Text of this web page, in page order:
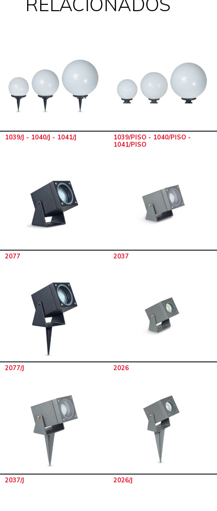
1039/J - 1040/J - 1041/J
1039/PISO - 1040/PISO -
1041/PISO
2077 2037
2077/J 2026
2037/J 2026/J